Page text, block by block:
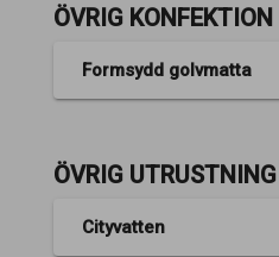
ÖVRIG KONFEKTION
Formsydd golvmatta
ÖVRIG UTRUSTNING
Cityvatten